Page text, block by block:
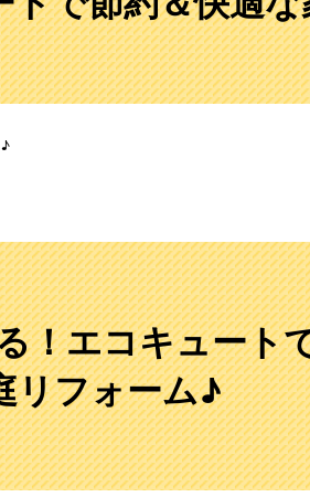
♪
！エコキュート
リフォーム♪